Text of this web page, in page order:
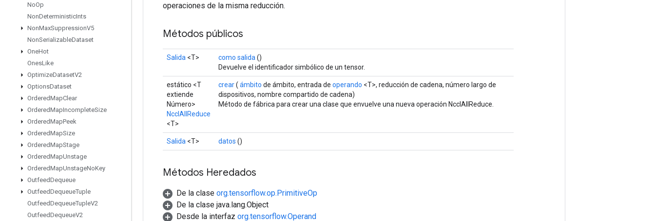
NoOp
NonDeterministicInts
NonMaxSuppressionV5
NonSerializableDataset
OneHot
OnesLike
OptimizeDatasetV2
OptionsDataset
OrderedMapClear
OrderedMapIncompleteSize
OrderedMapPeek
OrderedMapSize
OrderedMapStage
OrderedMapUnstage
OrderedMapUnstageNoKey
OutfeedDequeue
OutfeedDequeueTuple
OutfeedDequeueTupleV2
OutfeedDequeueV2
operaciones de la misma reducción.
Métodos públicos
Salida <T> como salida ()
Devuelve el identificador simbólico de un tensor.
estático <T
extiende
Número>
NcclAllReduce
<T>
crear( ámbito de ámbito, entrada de operando <T>, reducción de cadena, número largo de
dispositivos, nombre compartido de cadena)
Método de fábrica para crear una clase que envuelve una nueva operación NcclAllReduce.
Salida <T> datos ()
Métodos Heredados
De la clase org.tensorflow.op.PrimitiveOp
De la clase java.lang.Object
Desde la interfaz org.tensorflow.Operand